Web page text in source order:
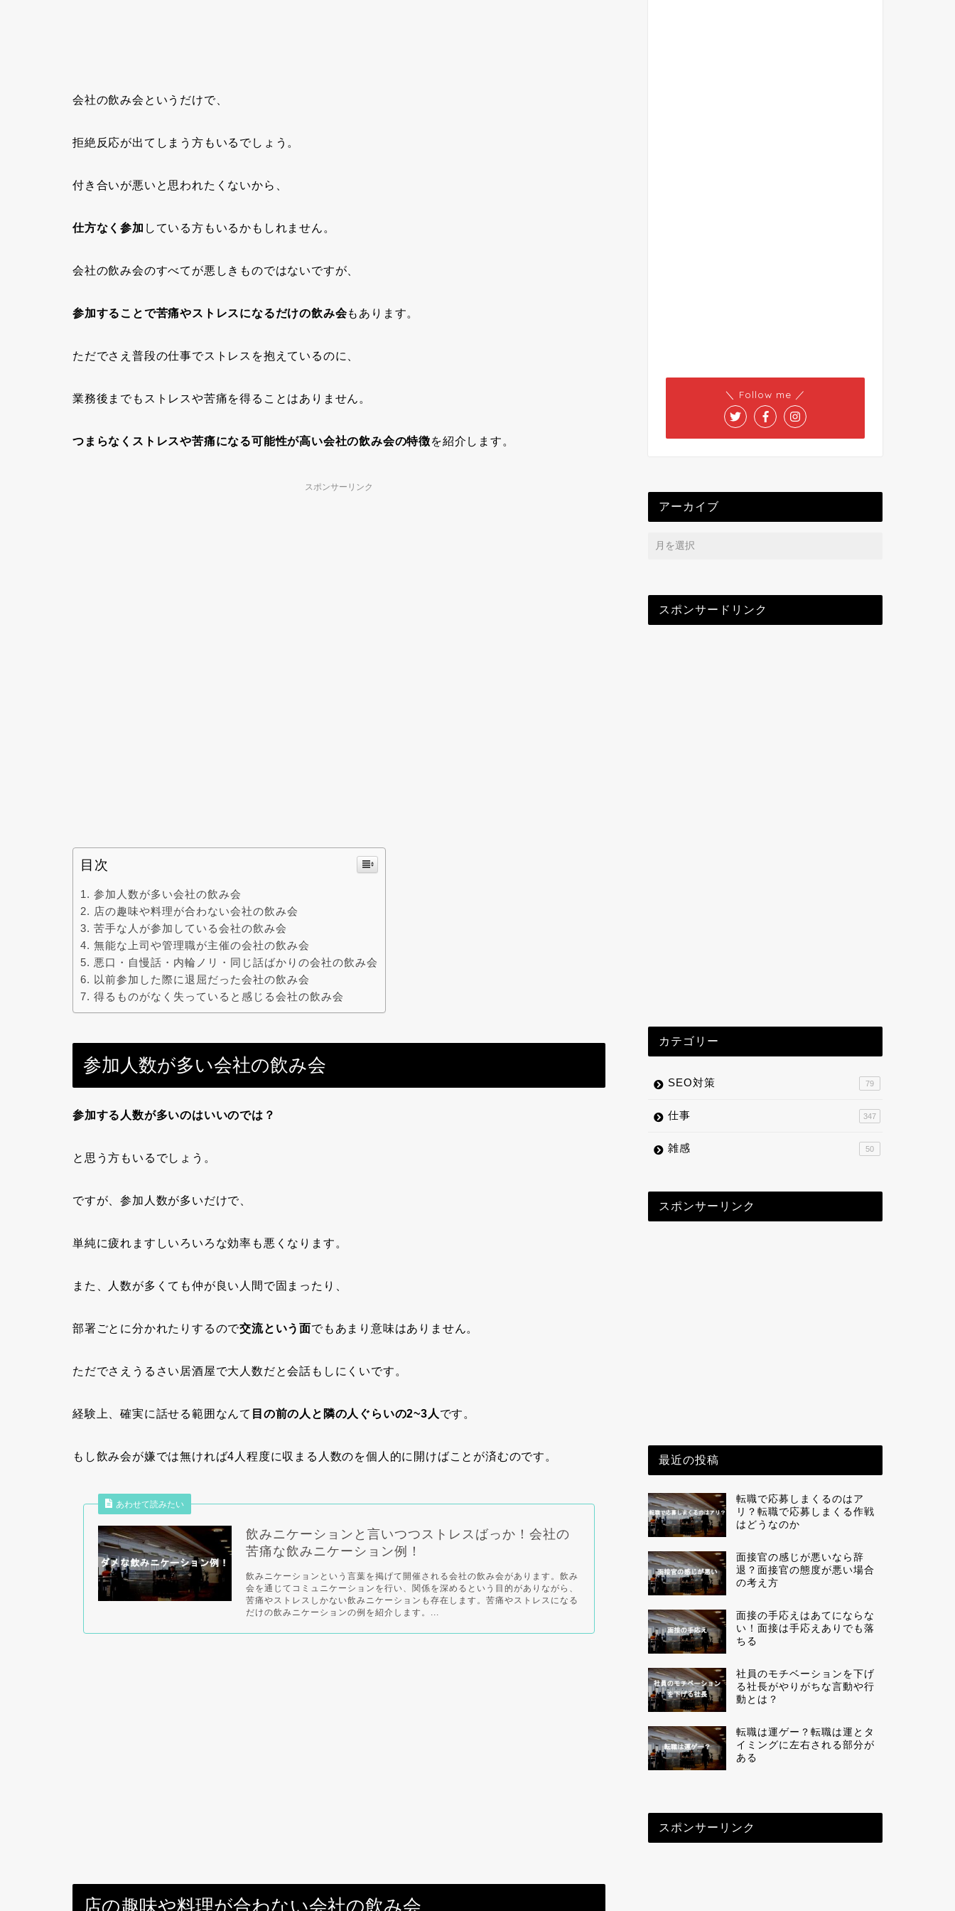
会社の飲み会 というだけで、
拒絶反応が出てしまう方もいるでしょう。
付き合いが悪いと思われたくないから、
仕方なく参加 している方もいるかもしれません。
会社の飲み会のすべてが悪しきものではないですが、
参加することで苦痛やストレスになるだけの飲み会もあります。
ただでさえ普段の仕事でストレスを抱えているのに、
業務後までもストレスや苦痛を得ることはありません。
つまらなくストレスや苦痛になる可能性が高い会社の飲み会の特徴を紹介します。
スポンサーリンク
目次
参加人数が多い会社の飲み会
店の趣味や料理が合わない会社の飲み会
苦手な人が参加している会社の飲み会
無能な上司や管理職が主催の会社の飲み会
悪口・自慢話・内輪ノリ・同じ話ばかりの会社の飲み会
以前参加した際に退屈だった会社の飲み会
得るものがなく失っていると感じる会社の飲み会
参加人数が多い会社の飲み会
参加する人数が多いのはいいのでは？
と思う方もいるでしょう。
ですが、参加人数が多いだけで、
単純に疲れますしいろいろな効率も悪くなります。
また、人数が多くても仲が良い人間で固まったり、
部署ごとに分かれたりするので交流という面でもあまり意味はありません。
ただでさえうるさい居酒屋で大人数だと会話もしにくいです。
経験上、確実に話せる範囲なんて 目の前の人と隣の人ぐらいの2~3人 です。
もし飲み会が嫌では無ければ4人程度に収まる人数のを個人的に開けばことが済むのです。
あわせて読みたい
飲みニケーションと言いつつストレスばっか！会社の
苦痛な飲みニケーション例！
飲みニケーションという言葉を掲げて開催される会社の飲み会があります。飲み
会を通じてコミュニケーションを行い、関係を深めるという目的がありながら、
苦痛やストレスしかない飲みニケーションも存在します。苦痛やストレスになる
だけの飲みニケーションの例を紹介します。...
店の趣味や料理が合わない会社の飲み会
＼ Follow me ／
アーカイブ
スポンサードリンク
カテゴリー
SEO対策 79
仕事 347
雑感 50
スポンサーリンク
最近の投稿
転職で応募しまくるのはア
リ？転職で応募しまくる作戦
はどうなのか
面接官の感じが悪いなら辞
退？面接官の態度が悪い場合
の考え方
面接の手応えはあてにならな
い！面接は手応えありでも落
ちる
社員のモチベーションを下げ
る社長がやりがちな言動や行
動とは？
転職は運ゲー？転職は運とタ
イミングに左右される部分が
ある
スポンサーリンク